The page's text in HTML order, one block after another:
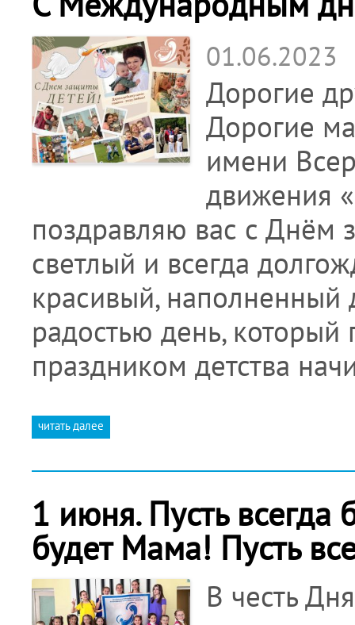
01.06.2023
Дорогие
Дорогие
имени
движения
поздравляю вас с Днём
светлый и всегда
красивый,
радостью день,
праздником детства
читать далее
1 июня. Пусть всегда
будет Мама! Пусть
В честь